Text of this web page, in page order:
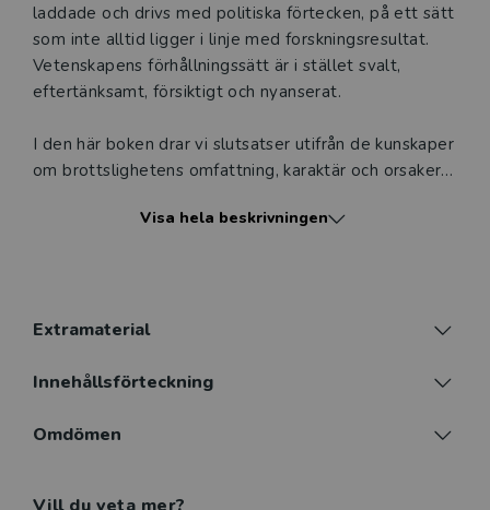
laddade och drivs med politiska förtecken, på ett sätt
som inte alltid ligger i linje med forskningsresultat.
Vetenskapens förhållningssätt är i stället svalt,
eftertänksamt, försiktigt och nyanserat.
I den här boken drar vi slutsatser utifrån de kunskaper
om brottslighetens omfattning, karaktär och orsaker
samhällets reaktioner på brott - mot straff och
presentera en del av den forskning som bedrivs inom
brott.
Boken lyfter fram de centrala inriktningarna inom
Visa hela beskrivningen
Extramaterial
Innehållsförteckning
Omdömen
Vill du veta mer?